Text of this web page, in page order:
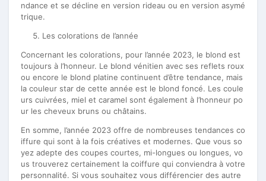
ndance et se décline en version rideau ou en version asymé
trique.
Les colorations de l’année
Concernant les colorations, pour l’année 2023, le blond est
toujours à l’honneur. Le blond vénitien avec ses reflets roux
ou encore le blond platine continuent d’être tendance, mais
la couleur star de cette année est le blond foncé. Les coule
urs cuivrées, miel et caramel sont également à l’honneur po
ur les cheveux bruns ou châtains.
En somme, l’année 2023 offre de nombreuses tendances co
iffure qui sont à la fois créatives et modernes. Que vous so
yez adepte des coupes courtes, mi-longues ou longues, vo
us trouverez certainement la coiffure qui conviendra à votre
personnalité. Si vous souhaitez vous différencier des autre